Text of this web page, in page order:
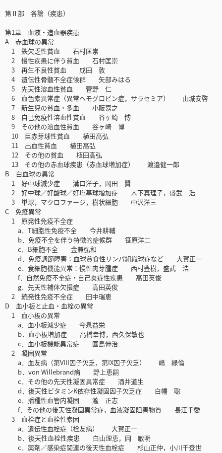
第Ⅱ部 各論（疾患）
第1章 血液・造血器疾患
A 赤血球の異常
1 鉄欠乏性貧血 石村匡崇
2 慢性疾患に伴う貧血 石村匡崇
3 再生不良性貧血 成田 敦
4 遺伝性骨髄不全症候群 矢部みはる
5 先天性溶血性貧血 菅野 仁
6 血色素異常症（異常ヘモグロビン症，サラセミア） 山城安啓
7 新生児の貧血・多血 小阪嘉之
8 自己免疫性溶血性貧血 谷ヶ崎 博
9 その他の溶血性貧血 谷ヶ崎 博
10 巨赤芽球性貧血 植田高弘
11 出血性貧血 植田高弘
12 その他の貧血 植田高弘
13 その他の赤血球疾患（赤血球増加症） 渡邉健一郎
B 白血球の異常
1 好中球減少症 溝口洋子，岡田 賢
2 好中球／好酸球／好塩基球増加症 木下真理子，盛武 浩
3 単球，マクロファージ，樹状細胞 中沢洋三
C 免疫異常
1 原発性免疫不全症
a．T細胞性免疫不全 今井耕輔
b．免疫不全を伴う特徴的症候群 笹原洋二
c．B細胞不全 金兼弘和
d．免疫調節障害：血球貪食性リンパ組織球症など 大賀正一
e．食細胞機能異常：慢性肉芽腫症 西村豊樹，盛武 浩
f．自然免疫不全症・自己炎症性疾患 高田英俊
g．先天性補体欠損症 高田英俊
2 続発性免疫不全症 田中瑞恵
D 血小板と止血・血栓の異常
1 血小板の異常
a．血小板減少症 今泉益栄
b．血小板増加症 高橋幸博，西久保敏也
c．血小板機能異常症 國島伸治
2 凝固異常
a．血友病（第VIII因子欠乏，第IX因子欠乏） 嶋 緑倫
b．von Willebrand病 野上恵嗣
c．その他の先天性凝固異常症 酒井道生
d．後天性ビタミンK依存性凝固因子欠乏症 白幡 聡
e．播種性血管内凝固 瀧 正志
f．その他の後天性凝固異常症，血液凝固阻害物質 長江千愛
3 血栓症と血栓性素因
a．遺伝性血栓症（栓友病） 大賀正一
b．後天性血栓性疾患 白山理恵，岡 敏明
c．薬剤／感染症関連の後天性血栓症 杉山正仲，小川千登世